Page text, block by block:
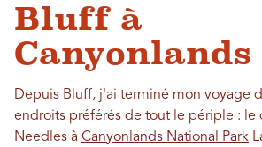
Bluff à
Canyonlands
Depuis Bluff, j'ai terminé mon voyage
endroits préférés de tout le périple : le
Needles à Canyonlands National Park